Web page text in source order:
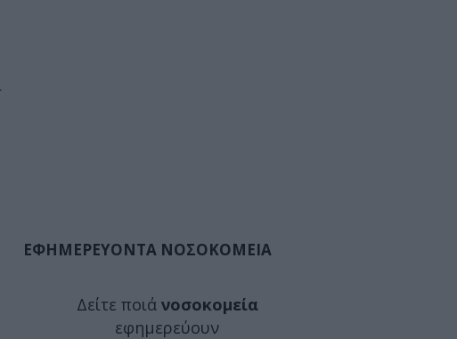
ΕΦΗΜΕΡΕΥΟΝΤΑ ΝΟΣΟΚΟΜΕΙΑ
Δείτε ποιά νοσοκομεία
εφημερεύουν